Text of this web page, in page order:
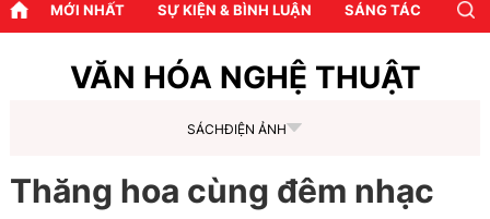
MỚI NHẤT SỰ KIỆN & BÌNH LUẬN SÁNG TÁC
VĂN HÓA NGHỆ THUẬT
SÁCHĐIỆN ẢNH
Thăng hoa cùng đêm nhạc